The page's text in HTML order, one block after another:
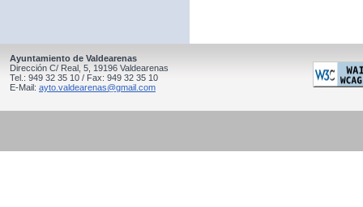
Ayuntamiento de Valdearenas
Dirección C/ Real, 5, 19196 Valdearenas
Tel.: 949 32 35 10 / Fax: 949 32 35 10
E-Mail: ayto.valdearenas@gmail.com